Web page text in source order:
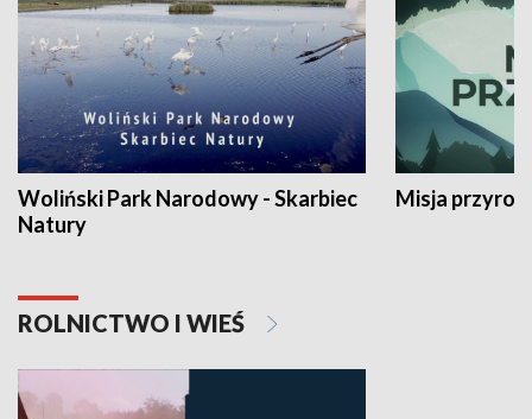
Woliński Park Narodowy - Skarbiec
Natury
Misja
ROLNICTWO I WIEŚ